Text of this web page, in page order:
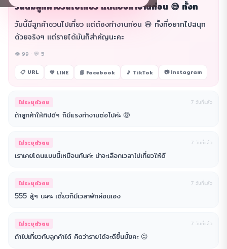
วันนี้มีลูกค้าชวนไปเที่ยว แต่ต้องทำงานก่อน 😅 ทั้งท
วันนี้มีลูกค้าชวนไปเที่ยว แต่ต้องทำงานก่อน 😅 ทั้งที่อยากไปสนุก
ด้วยจริงๆ แต่รายได้มันก็สำคัญนะคะ
👁 99 · 💬 5
📋 URL 💚 LINE 📘 Facebook 🎵 TikTok 📷 Instagram
ไม่ระบุตัวตน 7 วันที่แล้ว
ถ้าลูกค้าให้ทิปดีๆ ก็มีแรงทำงานต่อไปค่ะ 🤑
ไม่ระบุตัวตน 7 วันที่แล้ว
เราเคยโดนแบบนี้เหมือนกันค่ะ น่าจะเลือกเวลาไปเที่ยวให้ดี
ไม่ระบุตัวตน 7 วันที่แล้ว
555 สู้ๆ นะคะ เดี๋ยวก็มีเวลาพักผ่อนเอง
ไม่ระบุตัวตน 7 วันที่แล้ว
ถ้าไปเที่ยวกับลูกค้าได้ คิดว่ารายได้จะดีขึ้นมั้ยคะ 😜